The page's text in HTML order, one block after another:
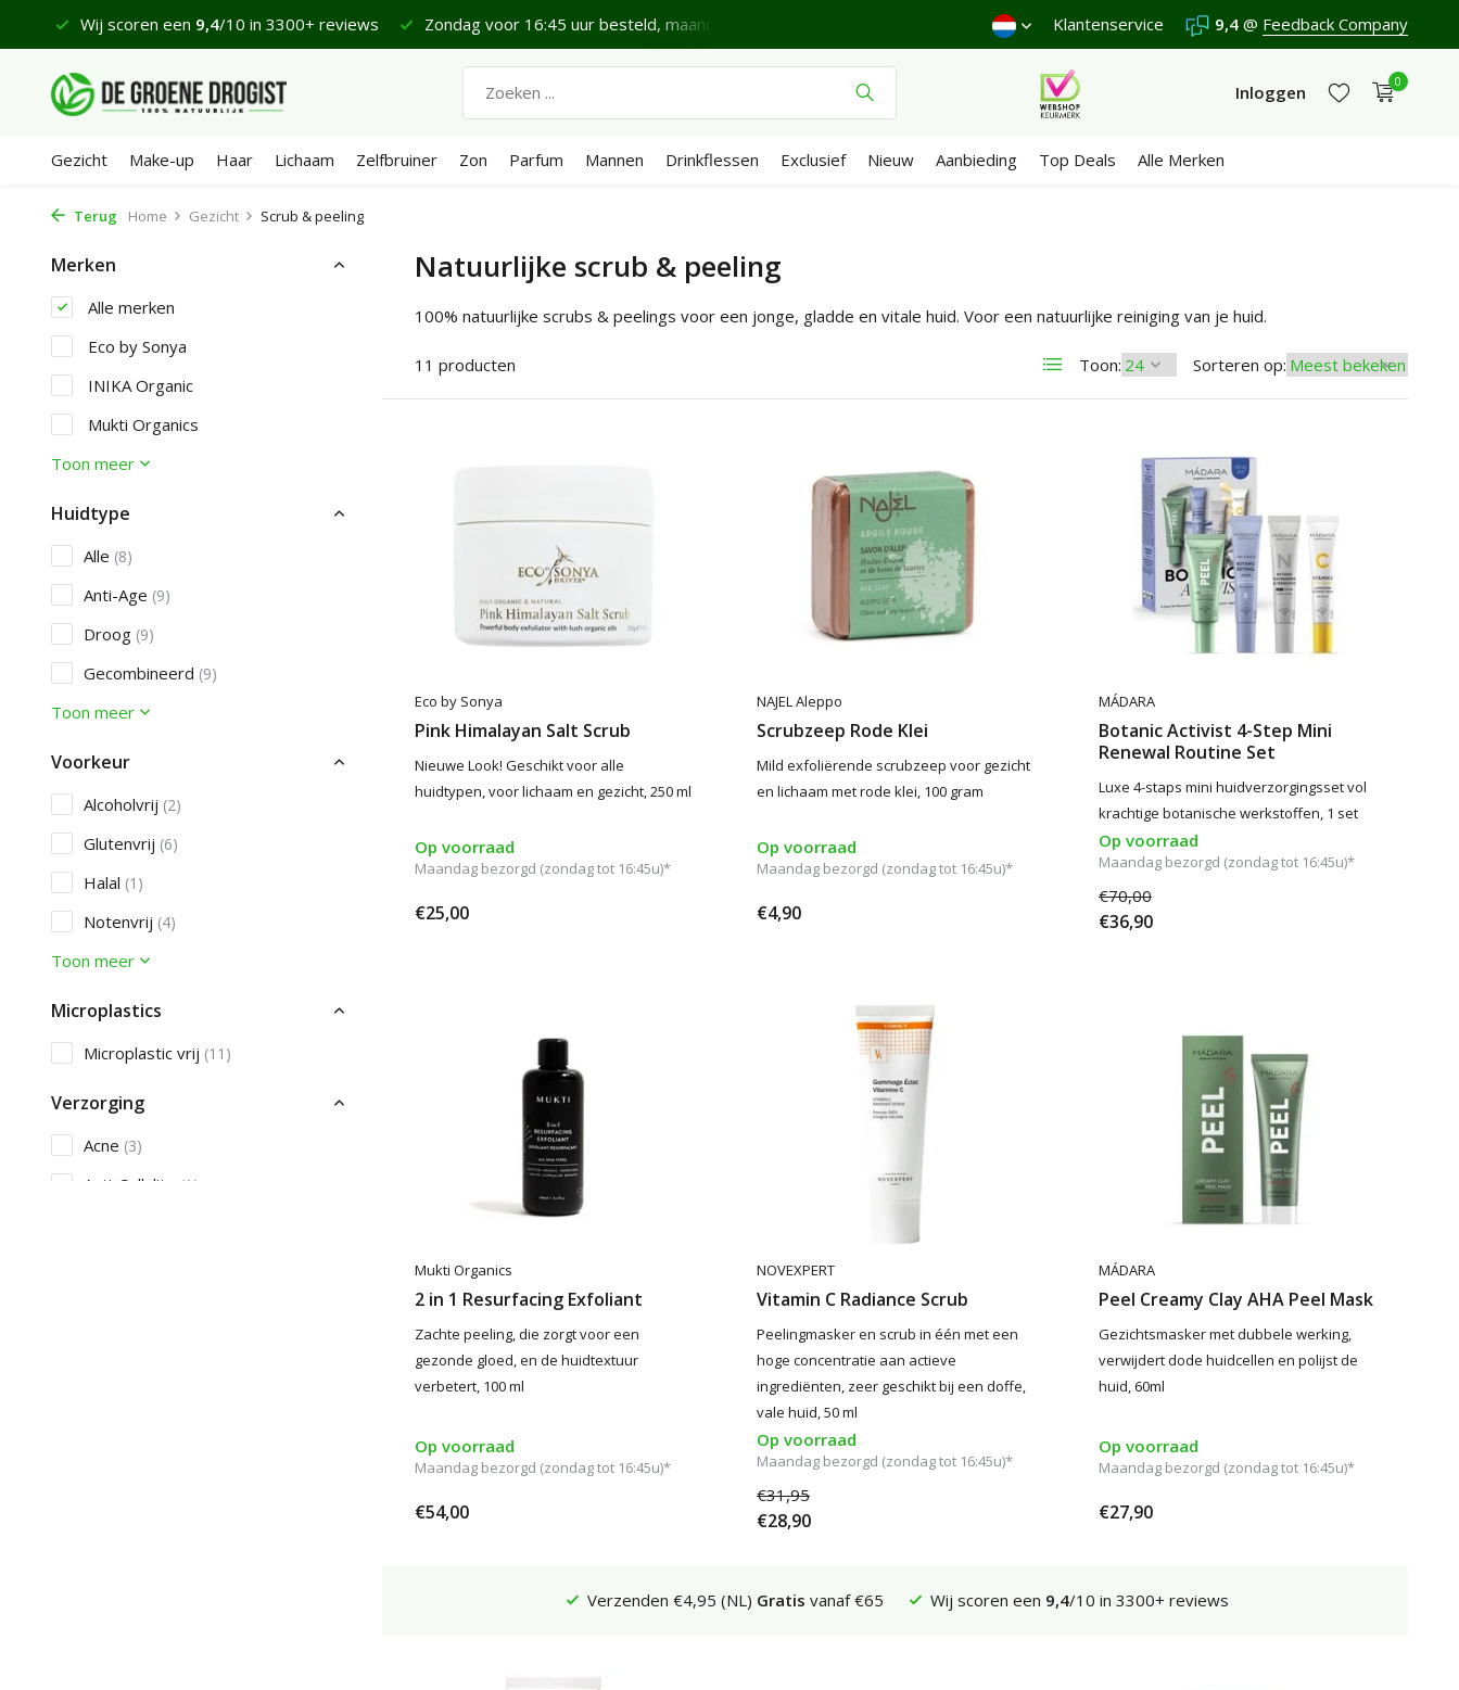
Wij scoren een 9,4/10 in 3300+ reviews Zondag voor 16:45 uur besteld, maandag bezorgd* Verzenden €4,95 (NL) Gratisvanaf €65 Wij scoren een
Klantenservice 9,4 @ Feedback Company
Inloggen
Account aanmaken
0
Gezicht Make-up Haar Lichaam Zelfbruiner Zon Parfum Mannen Drinkflessen Exclusief Nieuw Aanbieding Top Deals Alle Merken
Terug Home Gezicht Scrub & peeling
Merken
Alle merken
Eco by Sonya
INIKA Organic
Mukti Organics
Toon meer
Huidtype
Alle (8)
Anti-Age (9)
Droog (9)
Gecombineerd (9)
Toon meer
Voorkeur
Alcoholvrij (2)
Glutenvrij (6)
Halal (1)
Notenvrij (4)
Toon meer
Microplastics
Microplastic vrij (11)
Verzorging
Acne (3)
Anti-Cellulite (1)
Natuurlijke scrub & peeling
100% natuurlijke scrubs & peelings voor een jonge, gladde en vitale huid. Voor een natuurlijke reiniging van je huid.
11 producten Toon: Sorteren op:
Eco by Sonya
Pink Himalayan Salt Scrub
Nieuwe Look! Geschikt voor alle
huidtypen, voor lichaam en gezicht, 250 ml
Op voorraad
Maandag bezorgd (zondag tot 16:45u)*
€25,00
NAJEL Aleppo
Scrubzeep Rode Klei
Mild exfoliërende scrubzeep voor gezicht
en lichaam met rode klei, 100 gram
Op voorraad
Maandag bezorgd (zondag tot 16:45u)*
€4,90
MÁDARA
Botanic Activist 4-Step Mini
Renewal Routine Set
Luxe 4-staps mini huidverzorgingsset vol
krachtige botanische werkstoffen, 1 set
Op voorraad
Maandag bezorgd (zondag tot 16:45u)*
€70,00
€36,90
Mukti Organics
2 in 1 Resurfacing Exfoliant
Zachte peeling, die zorgt voor een
gezonde gloed, en de huidtextuur
verbetert, 100 ml
Op voorraad
Maandag bezorgd (zondag tot 16:45u)*
€54,00
NOVEXPERT
Vitamin C Radiance Scrub
Peelingmasker en scrub in één met een
hoge concentratie aan actieve
ingrediënten, zeer geschikt bij een doffe,
vale huid, 50 ml
Op voorraad
Maandag bezorgd (zondag tot 16:45u)*
€31,95
€28,90
MÁDARA
Peel Creamy Clay AHA Peel Mask
Gezichtsmasker met dubbele werking,
verwijdert dode huidcellen en polijst de
huid, 60ml
Op voorraad
Maandag bezorgd (zondag tot 16:45u)*
€27,90
Verzenden €4,95 (NL) Gratis vanaf €65 Wij scoren een 9,4/10 in 3300+ reviews